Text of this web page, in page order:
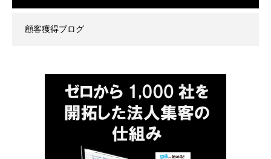
顧客獲得ブログ